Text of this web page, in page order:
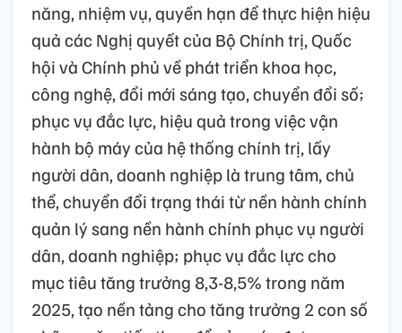
năng, nhiệm vụ, quyền hạn để thực hiện hiệu
quả các Nghị quyết của Bộ Chính trị, Quốc
hội và Chính phủ về phát triển khoa học,
công nghệ, đổi mới sáng tạo, chuyển đổi số;
phục vụ đắc lực, hiệu quả trong việc vận
hành bộ máy của hệ thống chính trị, lấy
người dân, doanh nghiệp là trung tâm, chủ
thể, chuyển đổi trạng thái từ nền hành chính
quản lý sang nền hành chính phục vụ người
dân, doanh nghiệp; phục vụ đắc lực cho
mục tiêu tăng trưởng 8,3-8,5% trong năm
2025, tạo nền tảng cho tăng trưởng 2 con số